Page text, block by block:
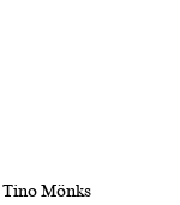
Tino Mönks